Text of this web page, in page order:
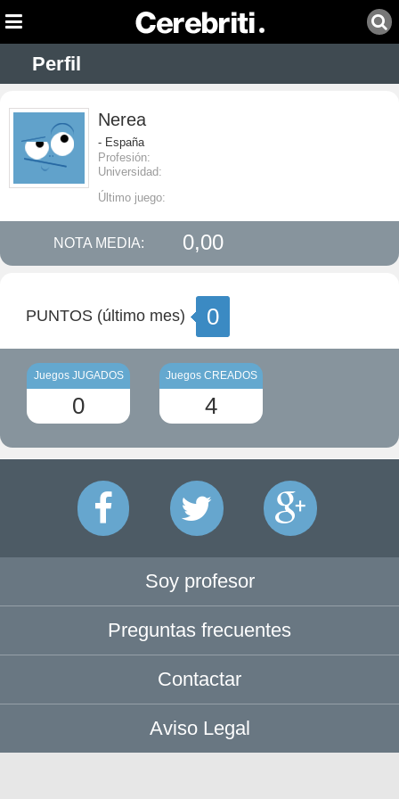
Perfil
Nerea
- España
Profesión:
Universidad:
Último juego:
NOTA MEDIA: 0,00
PUNTOS (último mes) 0
Juegos JUGADOS
0
Juegos CREADOS
4
Soy profesor
Preguntas frecuentes
Contactar
Aviso Legal